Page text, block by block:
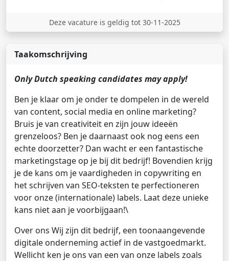
Deze vacature is geldig tot 30-11-2025
Taakomschrijving
Only Dutch speaking candidates may apply!
Ben je klaar om je onder te dompelen in de wereld
van content, social media en online marketing?
Bruis je van creativiteit en zijn jouw ideeën
grenzeloos? Ben je daarnaast ook nog eens een
echte doorzetter? Dan wacht er een fantastische
marketingstage op je bij dit bedrijf! Bovendien krijg
je de kans om je vaardigheden in copywriting en
het schrijven van SEO-teksten te perfectioneren
voor onze (internationale) labels. Laat deze unieke
kans niet aan je voorbijgaan!\
Over ons Wij zijn dit bedrijf, een toonaangevende
digitale onderneming actief in de vastgoedmarkt.
Wellicht ken je ons van een van onze labels zoals